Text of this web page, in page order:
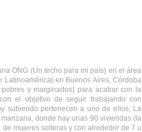
ONG (Un techo para mi país) en el área
en Buenos Aires, Córdoba
y marginados) para acabar con la
el objetivo de seguir trabajando con
subiendo pertenecen a uno de ellos, La
donde hay unas 90 viviendas (la
mujeres solteras y con alrededor de 7 u